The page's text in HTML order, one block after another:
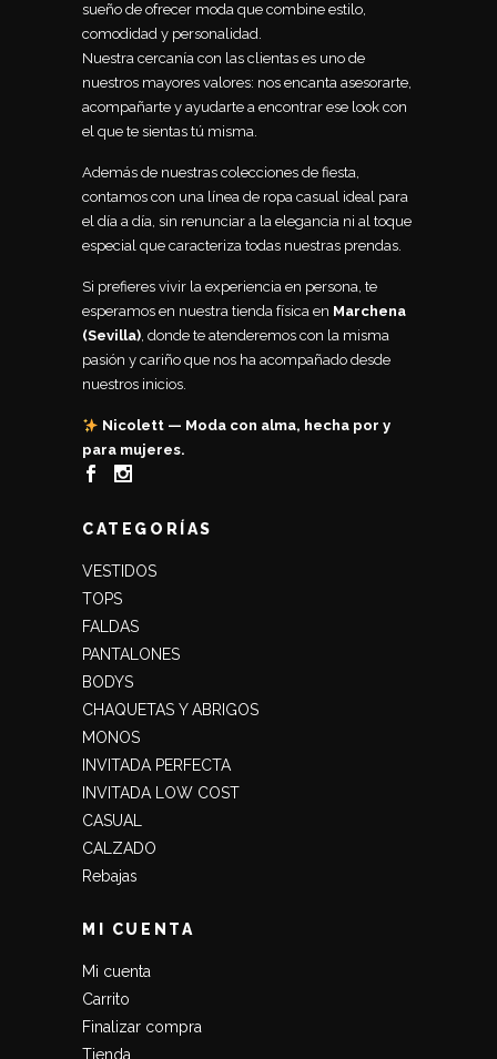
sueño de ofrecer moda que combine estilo,
comodidad y personalidad.
Nuestra cercanía con las clientas es uno de
nuestros mayores valores: nos encanta asesorarte,
acompañarte y ayudarte a encontrar ese look con
el que te sientas tú misma.
Además de nuestras colecciones de fiesta,
contamos con una línea de ropa casual ideal para
el día a día, sin renunciar a la elegancia ni al toque
especial que caracteriza todas nuestras prendas.
Si prefieres vivir la experiencia en persona, te
esperamos en nuestra tienda física en Marchena
(Sevilla), donde te atenderemos con la misma
pasión y cariño que nos ha acompañado desde
nuestros inicios.
Nicolett — Moda con alma, hecha por y
para mujeres.
CATEGORÍAS
VESTIDOS
TOPS
FALDAS
PANTALONES
BODYS
CHAQUETAS Y ABRIGOS
MONOS
INVITADA PERFECTA
INVITADA LOW COST
CASUAL
CALZADO
Rebajas
MI CUENTA
Mi cuenta
Carrito
Finalizar compra
Tienda